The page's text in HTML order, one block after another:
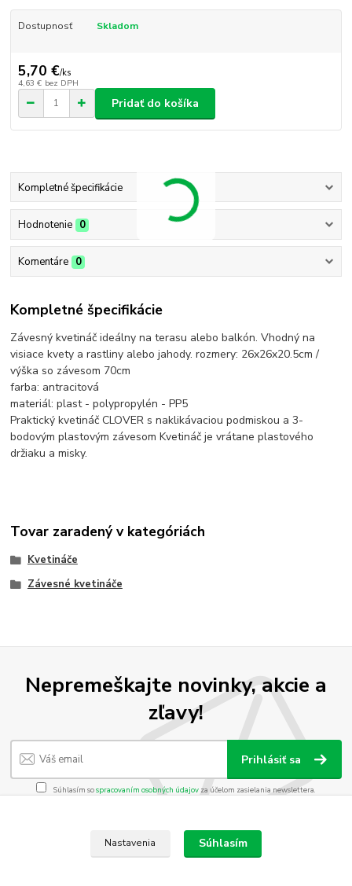
Dostupnosť Skladom
5,70 €/ks
4,63 € bez DPH
Pridať do košíka
Kompletné špecifikácie
Hodnotenie 0
Komentáre 0
Kompletné špecifikácie
Závesný kvetináč ideálny na terasu alebo balkón. Vhodný na
visiace kvety a rastliny alebo jahody. rozmery: 26x26x20.5cm /
výška so závesom 70cm
farba: antracitová
materiál: plast - polypropylén - PP5
Praktický kvetináč CLOVER s naklikávaciou podmiskou a 3-
bodovým plastovým závesom Kvetináč je vrátane plastového
držiaku a misky.
Tovar zaradený v kategóriách
Kvetináče
Závesné kvetináče
Nepremeškajte novinky, akcie a
zľavy!
Prihlásiť sa
Súhlasím sospracovaním osobných údajov za účelom zasielania newslettera.
Nastavenia Súhlasím